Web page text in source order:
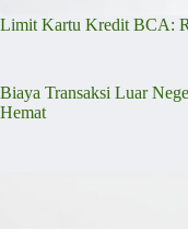
Limit Kartu Kredit BCA:
Biaya Transaksi Luar
Hemat